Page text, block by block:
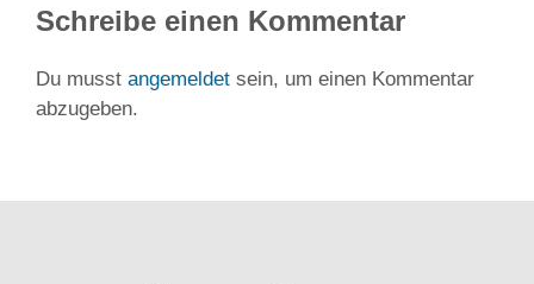
Schreibe einen Kommentar
Du musst angemeldet sein, um einen Kommentar
abzugeben.